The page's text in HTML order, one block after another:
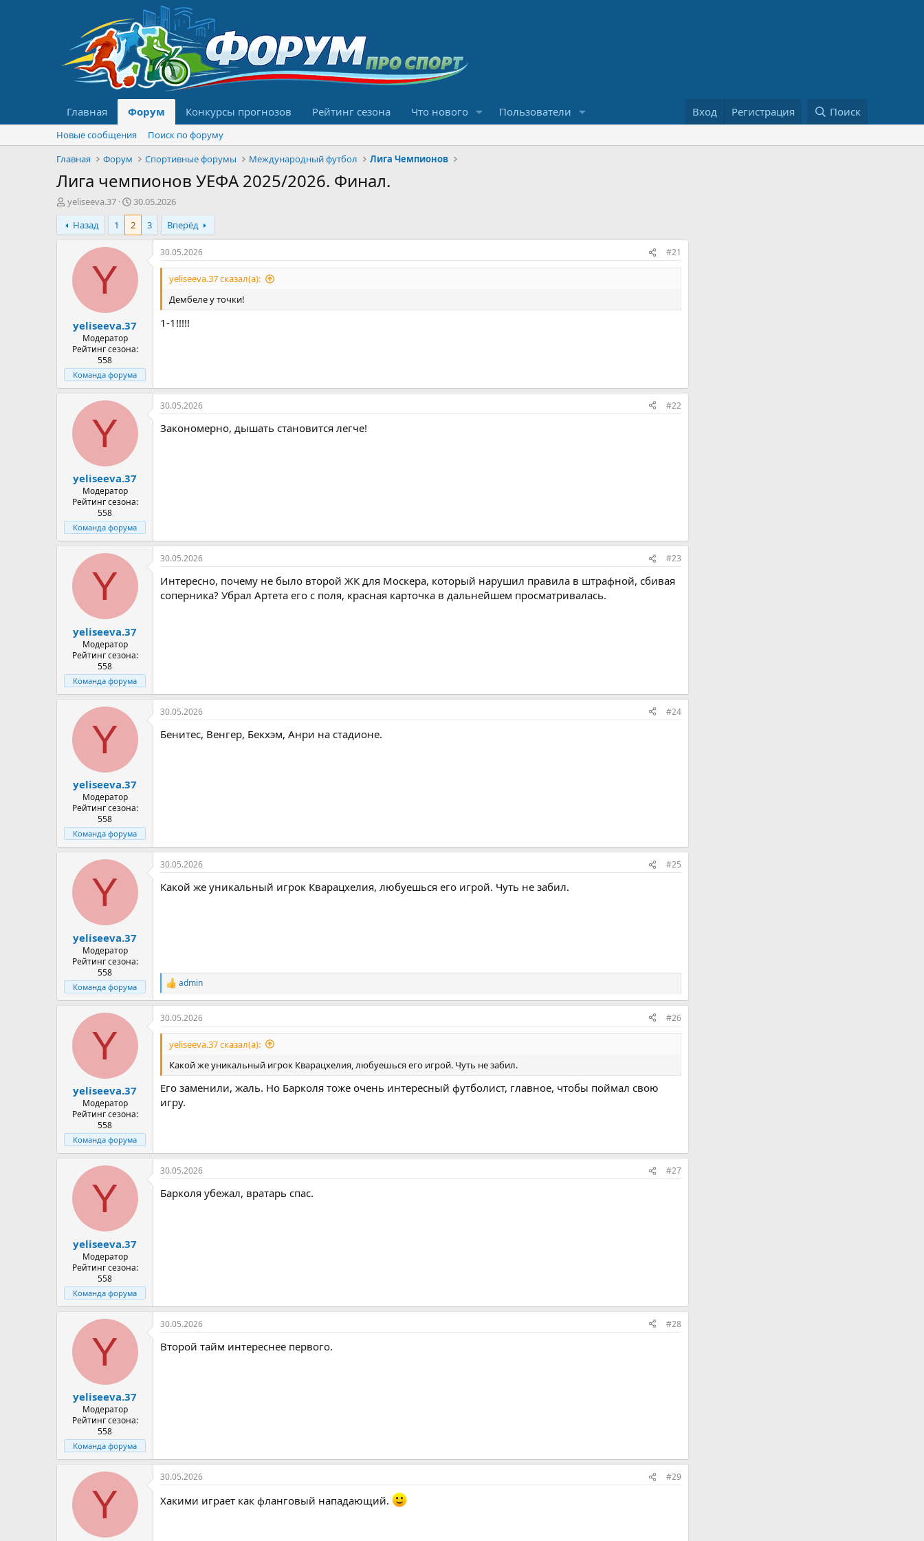
Главная Форум Конкурсы прогнозов Рейтинг сезона Что нового Пользователи Вход Регистрация Поиск
Новые сообщения
Поиск по форуму
Главная
Форум Спортивные форумы Международный футбол Лига Чемпионов
Лига чемпионов УЕФА 2025/2026. Финал.
А
в
т
о
м
yeliseeva.37
Д
а
т
а
а
ч
а
л
30.05.2026
Назад
1 2 3 Вперёд
Y
yeliseeva.37
Модератор
Рейтинг сезона:
558
Команда форума
30.05.2026 #21
yeliseeva.37 сказал(а):
Дембеле у точки!
1-1!!!!!
Y
yeliseeva.37
Модератор
Рейтинг сезона:
558
Команда форума
30.05.2026 #22
Закономерно, дышать становится легче!
Y
yeliseeva.37
Модератор
Рейтинг сезона:
558
Команда форума
30.05.2026 #23
Интересно, почему не было второй ЖК для Москера, который нарушил правила в штрафной, сбивая
соперника? Убрал Артета его с поля, красная карточка в дальнейшем просматривалась.
Y
yeliseeva.37
Модератор
Рейтинг сезона:
558
Команда форума
30.05.2026 #24
Бенитес, Венгер, Бекхэм, Анри на стадионе.
Y
yeliseeva.37
Модератор
Рейтинг сезона:
558
Команда форума
30.05.2026 #25
Какой же уникальный игрок Кварацхелия, любуешься его игрой. Чуть не забил.
Р
е
а
к
ц
и
и
admin
Y
yeliseeva.37
Модератор
Рейтинг сезона:
558
Команда форума
30.05.2026 #26
yeliseeva.37 сказал(а):
Какой же уникальный игрок Кварацхелия, любуешься его игрой. Чуть не забил.
Его заменили, жаль. Но Барколя тоже очень интересный футболист, главное, чтобы поймал свою
игру.
Y
yeliseeva.37
Модератор
Рейтинг сезона:
558
Команда форума
30.05.2026 #27
Барколя убежал, вратарь спас.
Y
yeliseeva.37
Модератор
Рейтинг сезона:
558
Команда форума
30.05.2026 #28
Второй тайм интереснее первого.
Y
30.05.2026 #29
Хакими играет как фланговый нападающий.